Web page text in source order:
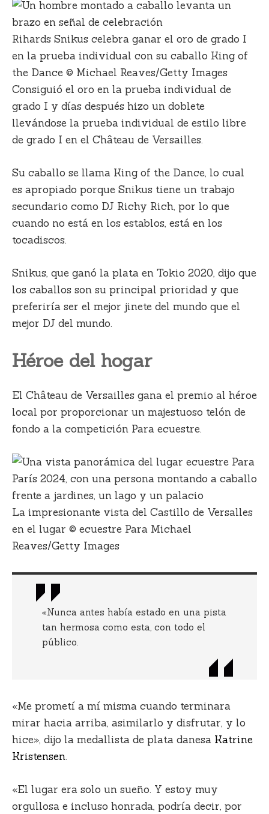
Rihards Snikus celebra ganar el oro de grado I
en la prueba individual con su caballo King of
the Dance © Michael Reaves/Getty Images
Consiguió el oro en la prueba individual de
grado I y días después hizo un doblete
llevándose la prueba individual de estilo libre
de grado I en el Château de Versailles.
Su caballo se llama King of the Dance, lo cual
es apropiado porque Snikus tiene un trabajo
secundario como DJ Richy Rich, por lo que
cuando no está en los establos, está en los
tocadiscos.
Snikus, que ganó la plata en Tokio 2020, dijo que
los caballos son su principal prioridad y que
preferiría ser el mejor jinete del mundo que el
mejor DJ del mundo.
Héroe del hogar
El Château de Versailles gana el premio al héroe
local por proporcionar un majestuoso telón de
fondo a la competición Para ecuestre.
La impresionante vista del Castillo de Versalles
en el lugar © ecuestre Para Michael
Reaves/Getty Images
«Nunca antes había estado en una pista
tan hermosa como esta, con todo el
público.
«Me prometí a mí misma cuando terminara
mirar hacia arriba, asimilarlo y disfrutar, y lo
hice», dijo la medallista de plata danesa Katrine
Kristensen.
«El lugar era solo un sueño. Y estoy muy
orgullosa e incluso honrada, podría decir, por